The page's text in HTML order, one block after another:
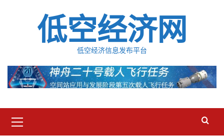
低空经济网
低空经济信息发布平台
Menu